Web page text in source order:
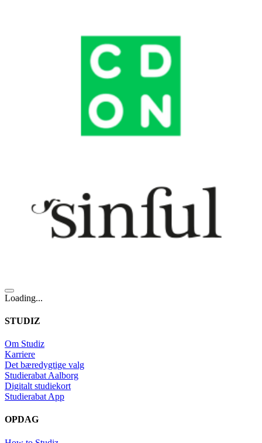
Loading...
STUDIZ
Om Studiz
Karriere
Det bæredygtige valg
Studierabat Aalborg
Digitalt studiekort
Studierabat App
OPDAG